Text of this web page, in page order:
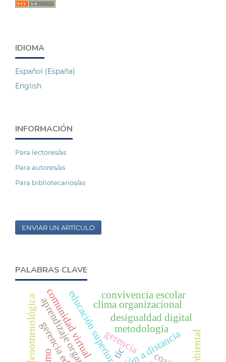
IDIOMA
Español (España)
English
INFORMACIÓN
Para lectores/as
Para autores/as
Para bibliotecarios/as
ENVIAR UN ARTÍCULO
PALABRAS CLAVE
desigualdad digital
educación superiorgerencia
tic
clima organizacional
convivencia escolar
comunidad virtual metodología